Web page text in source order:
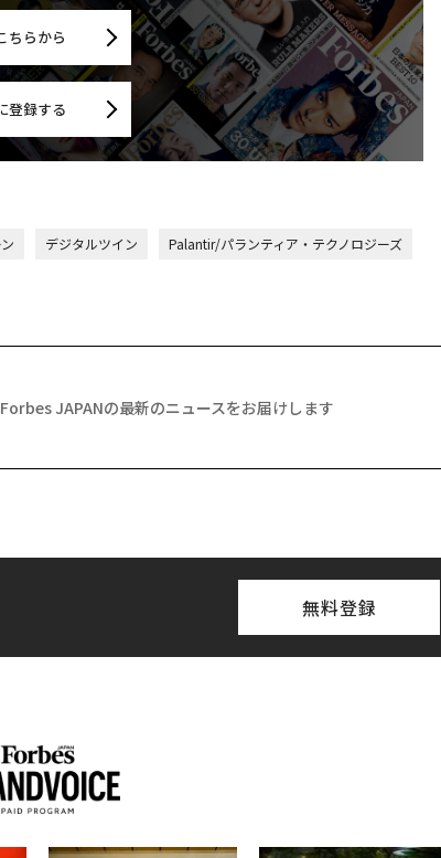
ちらから
登録する
デジタルツイン
Palantir/パランティア・テクノロジーズ
Forbes JAPANの最新のニュースをお届けします
無料登録